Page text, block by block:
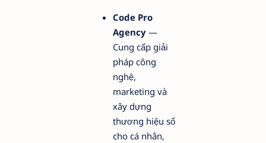
Code Pro
Agency —
Cung cấp giải
pháp công
nghệ,
marketing và
xây dựng
thương hiệu số
cho cá nhân,